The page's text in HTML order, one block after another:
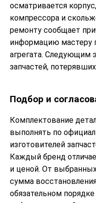
осматривается
компрессора и
ремонту сообщает
информацию мастеру
агрегата. Следующим
запчастей,
Подбор и
Комплектование
выполнять по
изготовителей
Каждый бренд
и ценой. От
сумма
обязательном